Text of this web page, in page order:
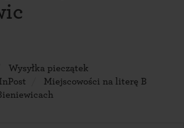
Wysyłka pieczątek
Miejscowości na literę B